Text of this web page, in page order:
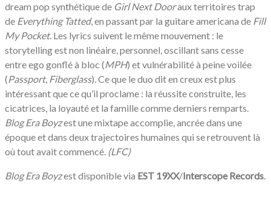
dream pop synthétique de Girl Next Dooraux territoires trap
de Everything Tatted, en passant par la guitare americana de Fill
My Pocket. Les lyrics suivent le même mouvement : le
storytelling est non linéaire, personnel, oscillant sans cesse
entre ego gonflé à bloc (MPH) et vulnérabilité à peine voilée
(Passport, Fiberglass). Ce que le duo dit en creux est plus
intéressant que ce qu’il proclame : la réussite construite, les
cicatrices, la loyauté et la famille comme derniers remparts.
Blog Era Boyzest une mixtape accomplie, ancrée dans une
époque et dans deux trajectoires humaines qui se retrouvent là
où tout avait commencé. (LFC)
Blog Era Boyzest disponible via EST 19XX/Interscope Records.